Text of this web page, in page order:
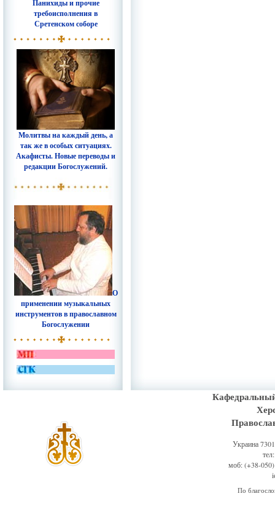
Панихиды и прочие
требоисполнения в
Сретенском соборе
Молитвы на каждый день, а
так же в особых ситуациях.
Акафисты. Новые переводы и
редакции Богослужений.
О
применении музыкальных
инструментов в православном
Богослужении
Украина
моб: (+38-
По